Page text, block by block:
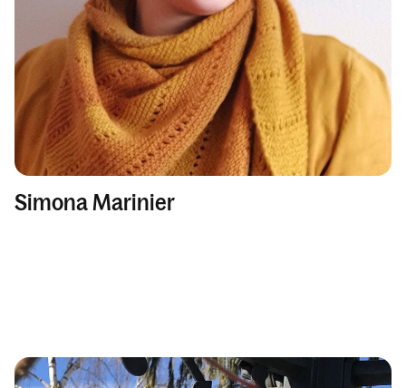
Simona Marinier